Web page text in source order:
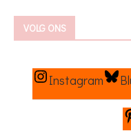
VOLG ONS
Instagram